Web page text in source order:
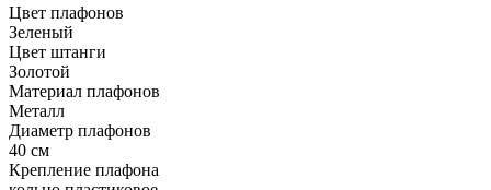
Цвет плафонов
Зеленый
Цвет штанги
Золотой
Материал плафонов
Металл
Диаметр плафонов
40 см
Крепление плафона